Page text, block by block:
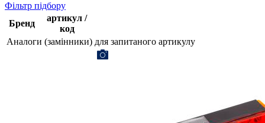
Фільтр підбору
Бренд
артикул /
код
Аналоги (замінники) для запитаного артикулу